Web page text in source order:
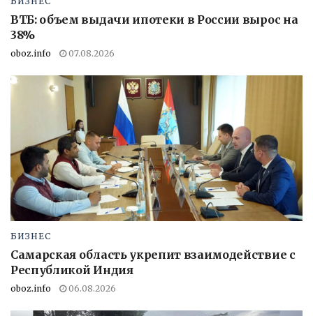
ВТБ: объем выдачи ипотеки в России вырос на
38%
oboz.info 07.08.2026
БИЗНЕС
Самарская область укрепит взаимодействие с
Республикой Индия
oboz.info 06.08.2026